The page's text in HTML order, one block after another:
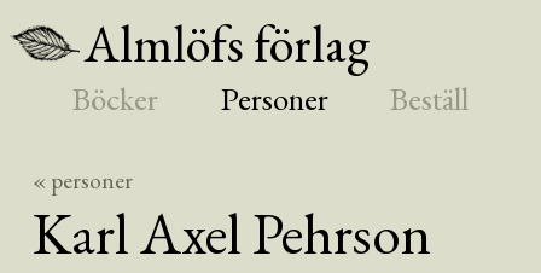
Almlöfs förlag
Böcker Personer Beställ
« personer
Karl AxelPehrson